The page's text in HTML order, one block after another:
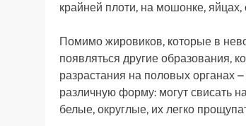
крайней плоти, на мошонке,
Помимо жировиков, которые в
появляться другие образования,
разрастания на половых органах
различную форму: могут свисать
белые, округлые, их легко